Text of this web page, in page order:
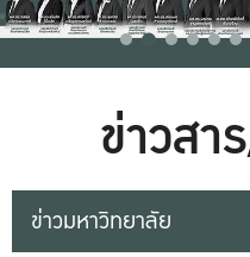
ข่าวส
ข่าวมหาวิทยาลัย